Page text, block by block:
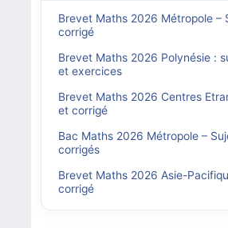
Brevet Maths 2026 Métropole –
corrigé
Brevet Maths 2026 Polynésie :
et exercices
Brevet Maths 2026 Centres
et corrigé
Bac Maths 2026 Métropole –
corrigés
Brevet Maths 2026 Asie-
corrigé